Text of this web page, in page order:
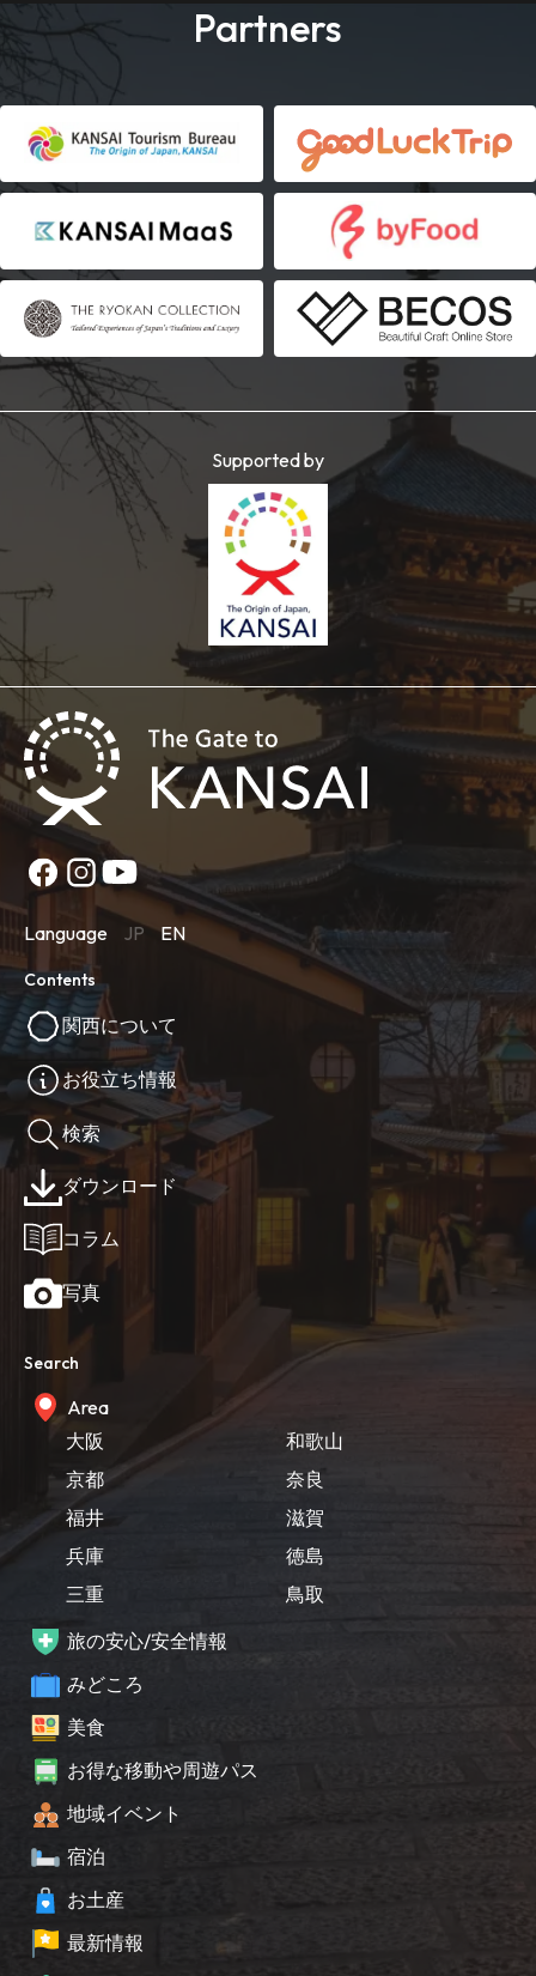
Partners
Supported by
Language JP EN
Contents
関西について
お役立ち情報
検索
ダウンロード
コラム
写真
Search
Area
大阪
京都
福井
兵庫
三重
和歌山
奈良
滋賀
徳島
鳥取
旅の安心/安全情報
みどころ
美食
お得な移動や周遊パス
地域イベント
宿泊
お土産
最新情報